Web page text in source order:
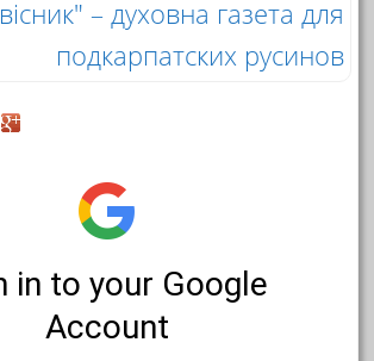
– духовна газета для
подкарпатских русинов